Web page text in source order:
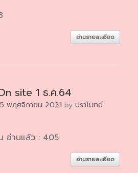
อ่านรายละเอียด
site 1 ธ.ค.64
พฤศจิกายน 2021 by ปราโมทย์
อ่านแล้ว : 405
อ่านรายละเอียด